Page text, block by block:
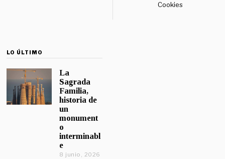
Cookies
LO ÚLTIMO
La
Sagrada
Familia,
historia de
un
monument
o
interminabl
e
8 junio, 2026